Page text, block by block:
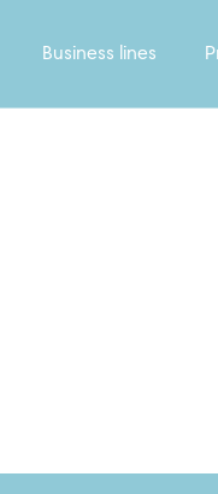
Business lines